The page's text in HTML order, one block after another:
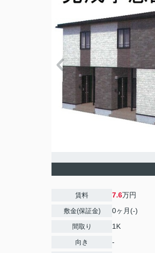
賃料 7.6万円
敷金(保証金) 0ヶ月(-)
間取り 1K
向き -